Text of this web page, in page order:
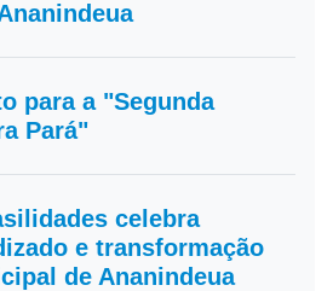
para a "Segunda
Pará"
celebra
e transformação
de Ananindeua